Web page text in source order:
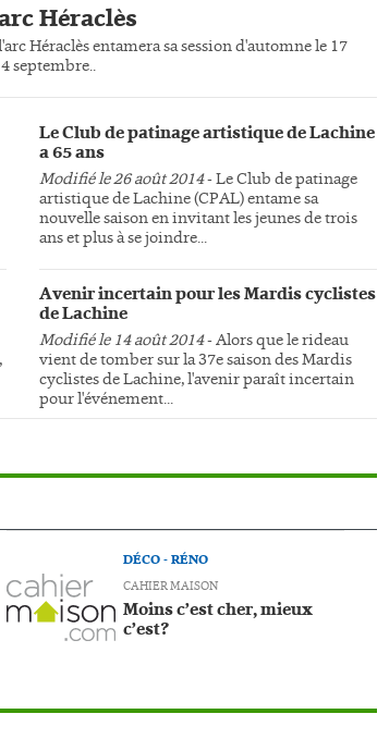
Héraclès
Héraclès entamera sa session d'automne le 17
septembre..
Le Club de patinage artistique de Lachine
a 65 ans
Modifié le 26 août 2014- Le Club de patinage
artistique de Lachine (CPAL) entame sa
nouvelle saison en invitant les jeunes de trois
ans et plus à se joindre...
Avenir incertain pour les Mardis cyclistes
de Lachine
Modifié le 14 août 2014- Alors que le rideau
vient de tomber sur la 37e saison des Mardis
cyclistes de Lachine, l'avenir paraît incertain
pour l'événement...
DÉCO - RÉNO
CAHIER MAISON
Moins c’est cher, mieux
c’est?